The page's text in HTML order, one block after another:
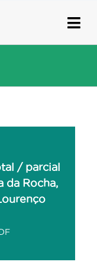
/ parcial
da Rocha,